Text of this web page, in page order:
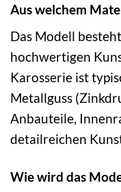
Aus welchem
Das Modell
hochwertigen
Karosserie ist
Metallguss
Anbauteile,
detailreichen
Wie wird das